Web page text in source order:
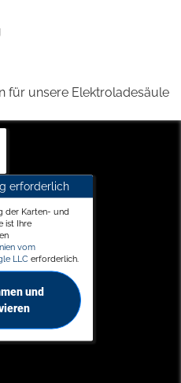
für unsere Elektroladesäule
erforderlich
der Karten- und
ist Ihre
vom
LLC erforderlich.
und